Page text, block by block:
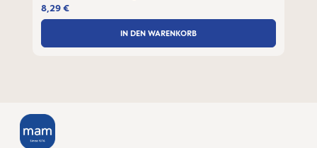
8,29 €
IN DEN WARENKORB